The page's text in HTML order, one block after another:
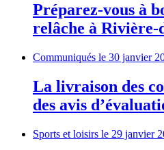
Préparez-vous à
relâche à Rivière-
Communiqués le 30 janvier
La livraison des
des avis
Sports et loisirs le 29 janvier